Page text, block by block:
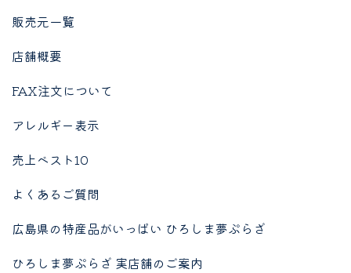
販売元一覧
店舗概要
FAX注文について
アレルギー表示
売上ベスト10
よくあるご質問
広島県の特産品がいっぱい ひろしま夢ぷらざ
ひろしま夢ぷらざ 実店舗のご案内